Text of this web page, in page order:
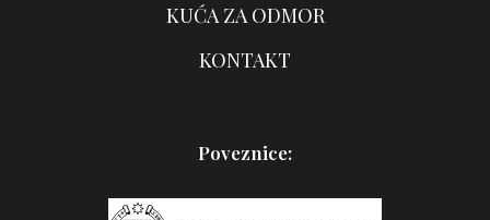
KUĆA ZA ODMOR
KONTAKT
Poveznice: